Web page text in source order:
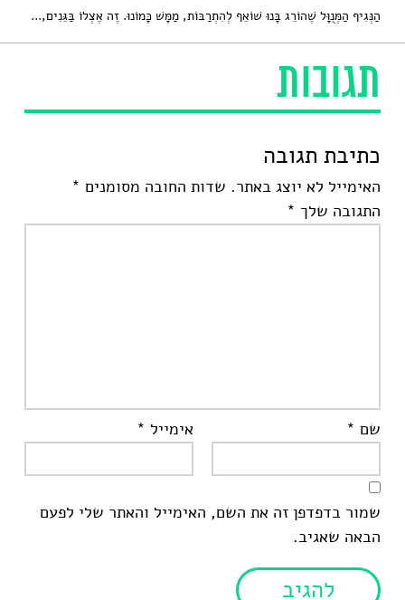
תגובות
כתיבת תגובה
האימייל לא יוצג באתר. שדות החובה מסומנים *
התגובה שלך *
שם * אימייל *
שמור בדפדפן זה את השם, האימייל והאתר שלי לפעם
הבאה שאגיב.
הַנְּגִיף הַמְּנֻוָּל שֶׁהוֹרֵג בָּנוּ שׁוֹאֵף לְהִתְרַבּוֹת, מַמָּשׁ כָּמוֹנוּ. זֶה אֶצְלוֹ בַּגֵּנִים,...